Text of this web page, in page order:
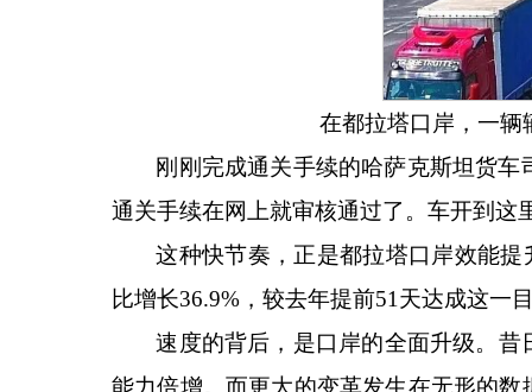
在都拉塔口岸，一辆
刚刚完成通关手续的哈萨克斯坦货车
通关手续在网上就审核通过了。车开到这
这种快节奏，正是都拉塔口岸效能
比增长36.9%，较去年提前51天达成这一
速度的背后，是口岸的全面升级。昔
能力倍增。而更大的变革发生在无形的